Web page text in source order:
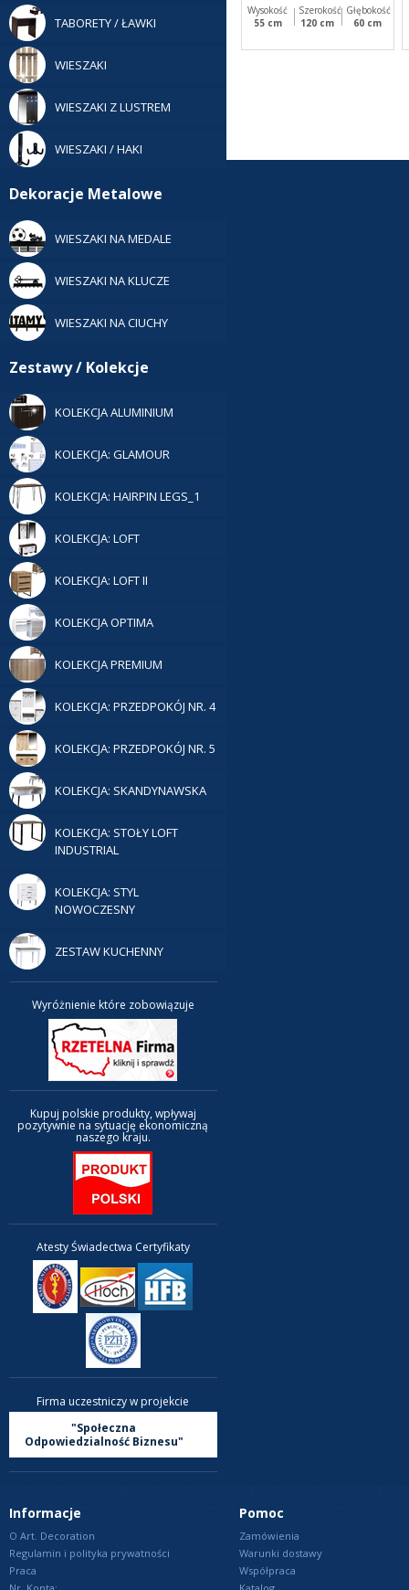
TABORETY / ŁAWKI
WIESZAKI
WIESZAKI Z LUSTREM
WIESZAKI / HAKI
Dekoracje Metalowe
WIESZAKI NA MEDALE
WIESZAKI NA KLUCZE
WIESZAKI NA CIUCHY
Zestawy / Kolekcje
KOLEKCJA ALUMINIUM
KOLEKCJA: GLAMOUR
KOLEKCJA: HAIRPIN LEGS_1
KOLEKCJA: LOFT
KOLEKCJA: LOFT II
KOLEKCJA OPTIMA
KOLEKCJA PREMIUM
KOLEKCJA: PRZEDPOKÓJ NR. 4
KOLEKCJA: PRZEDPOKÓJ NR. 5
KOLEKCJA: SKANDYNAWSKA
KOLEKCJA: STOŁY LOFT
INDUSTRIAL
KOLEKCJA: STYL
NOWOCZESNY
ZESTAW KUCHENNY
Wyróżnienie które zobowiązuje
Kupuj polskie produkty, wpływaj
pozytywnie na sytuację ekonomiczną
naszego kraju.
Atesty Świadectwa Certyfikaty
Firma uczestniczy w projekcie
"Społeczna
Odpowiedzialność Biznesu"
Wysokość
55 cm
Szerokość
120 cm
Głębokość
60 cm
Informacje
O Art. Decoration
Regulamin i polityka prywatności
Praca
Pomoc
Zamówienia
Warunki dostawy
Współpraca